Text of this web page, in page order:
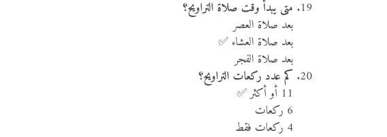
متى يبدأ وقت صلاة التراويح؟
بعد صلاة العصر
بعد صلاة العشاء ✅
بعد صلاة الفجر
كم عدد ركعات التراويح؟
11 أو أكثر ✅
6 ركعات
4 ركعات فقط